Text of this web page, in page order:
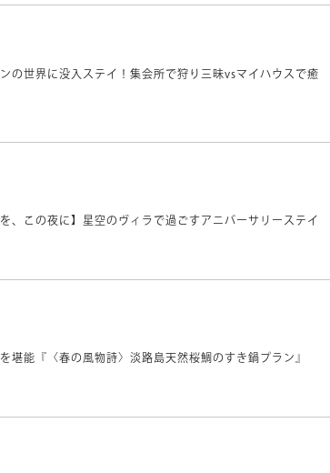
の世界に没入ステイ！集会所で狩り三昧vsマイハウスで癒
、この夜に】星空のヴィラで過ごすアニバーサリーステイ
堪能『〈春の風物詩〉淡路島天然桜鯛のすき鍋プラン』